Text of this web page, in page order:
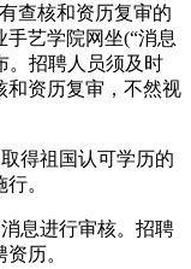
查核和资历复审的
艺学院网坐(“消息
。招聘人员须及时
和资历复审，不然视
得祖国认可学历的
。
息进行审核。招聘
历。